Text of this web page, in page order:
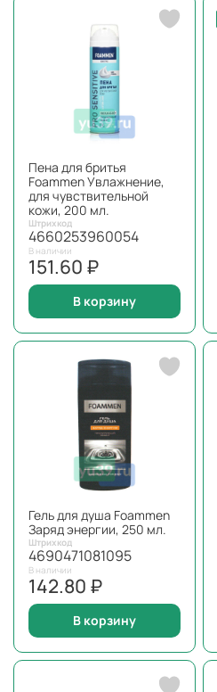
Пена для бритья
Foammen Увлажнение,
для чувствительной
кожи, 200 мл.
Штрихкод
4660253960054
В наличии
151.60 ₽
В корзину
Гель для душа Foammen
Заряд энергии, 250 мл.
Штрихкод
4690471081095
В наличии
142.80 ₽
В корзину